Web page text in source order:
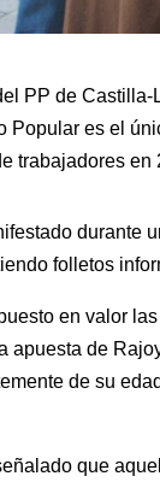
PP de
Popular es el
trabajadores en
durante
folletos
en valor
apuesta de
de su
que